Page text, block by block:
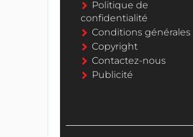
Politique de
confidentialité
Conditions générales
Copyright
Contactez-nous
Publicité